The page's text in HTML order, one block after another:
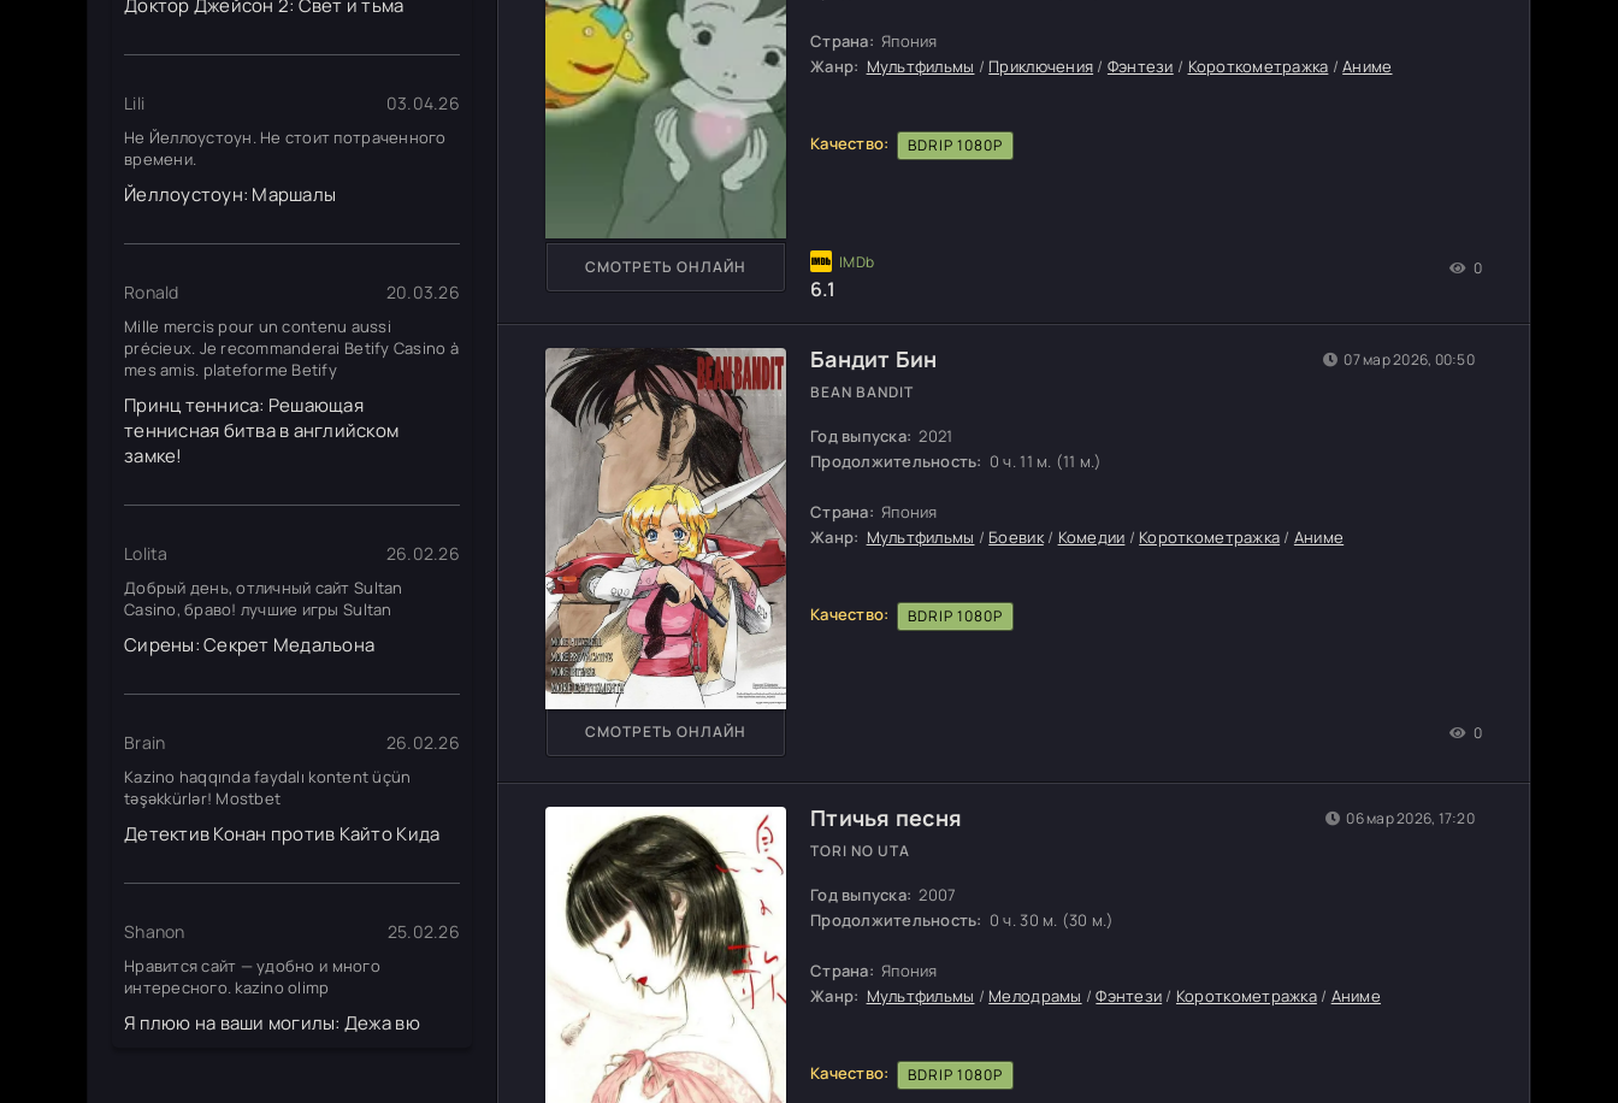
Доктор Джейсон 2: Свет и тьма
Lili 03.04.26
Не Йеллоустоун. Не стоит потраченного
времени.
Йеллоустоун: Маршалы
Ronald 20.03.26
Mille mercis pour un contenu aussi
précieux. Je recommanderai Betify Casino à
mes amis. plateforme Betify
Принц тенниса: Решающая
теннисная битва в английском
замке!
Lolita 26.02.26
Добрый день, отличный сайт Sultan
Casino, браво! лучшие игры Sultan
Сирены: Секрет Медальона
Brain 26.02.26
Kazino haqqında faydalı kontent üçün
təşəkkürlər! Mostbet
Детектив Конан против Кайто Кида
Shanon 25.02.26
Нравится сайт — удобно и много
интересного. kazino olimp
Я плюю на ваши могилы: Дежа вю
Страна: Япония
Жанр: Мультфильмы / Приключения / Фэнтези / Короткометражка /Аниме
Качество: BDRIP 1080P
СМОТРЕТЬ ОНЛАЙН
6.1
0
Бандит Бин
BEAN BANDIT
Год выпуска: 2021
Продолжительность: 0 ч. 11 м. (11 м.)
Страна: Япония
Жанр: Мультфильмы / Боевик/ Комедии / Короткометражка / Аниме
Качество: BDRIP 1080P
СМОТРЕТЬ ОНЛАЙН 0
07 мар 2026, 00:50
Птичья песня
TORI NO UTA
Год выпуска: 2007
Продолжительность: 0 ч. 30 м. (30 м.)
Страна: Япония
Жанр: Мультфильмы / Мелодрамы /Фэнтези / Короткометражка/ Аниме
Качество: BDRIP 1080P
06 мар 2026, 17:20